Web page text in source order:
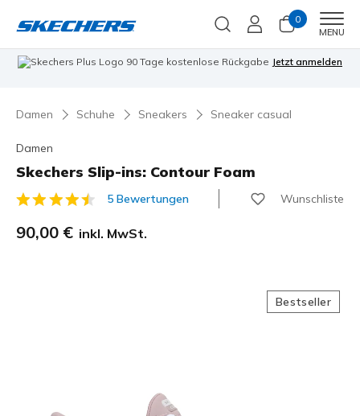
0
MENU
90 Tage kostenlose Rückgabe Jetzt anmelden
Damen Schuhe Sneakers Sneaker casual
Damen
Skechers Slip-ins: Contour Foam
3,2 von 5 Kundenbewertungen
5 Bewertungen Wunschliste
90,00 € inkl. MwSt.
Bestseller